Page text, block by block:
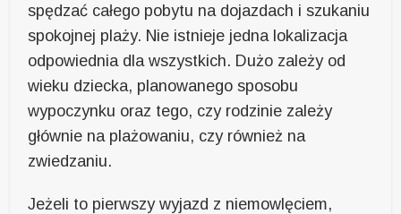
spędzać całego pobytu na dojazdach i szukaniu
spokojnej plaży. Nie istnieje jedna lokalizacja
odpowiednia dla wszystkich. Dużo zależy od
wieku dziecka, planowanego sposobu
wypoczynku oraz tego, czy rodzinie zależy
głównie na plażowaniu, czy również na
zwiedzaniu.
Jeżeli to pierwszy wyjazd z niemowlęciem,